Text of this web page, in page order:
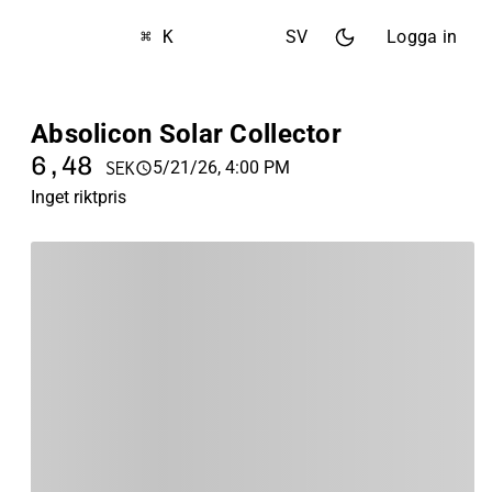
⌘ K SV Logga in
Absolicon Solar Collector
6,48 SEK
5/21/26, 4:00 PM
Inget riktpris